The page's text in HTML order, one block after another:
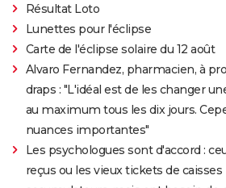
Résultat Loto
Lunettes pour l'éclipse
Carte de l'éclipse solaire du 12 août
Alvaro Fernandez, pharmacien, à
draps : "L'idéal est de les changer
au maximum tous les dix jours.
nuances importantes"
Les psychologues sont d'accord :
reçus ou les vieux tickets de